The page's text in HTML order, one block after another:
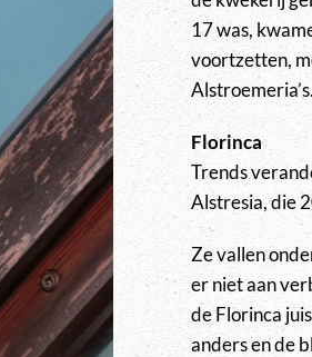
17 was,
voortzetten,
Alstroemeria’s.
Florinca
Trends
Alstresia, die
Ze vallen
er niet aan
de Florinca
anders en de